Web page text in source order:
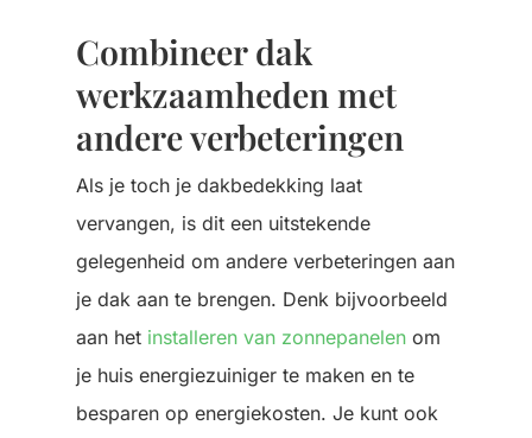
Combineer dak
werkzaamheden met
andere verbeteringen
Als je toch je dakbedekking laat
vervangen, is dit een uitstekende
gelegenheid om andere verbeteringen aan
je dak aan te brengen. Denk bijvoorbeeld
aan het installeren van zonnepanelen om
je huis energiezuiniger te maken en te
besparen op energiekosten. Je kunt ook